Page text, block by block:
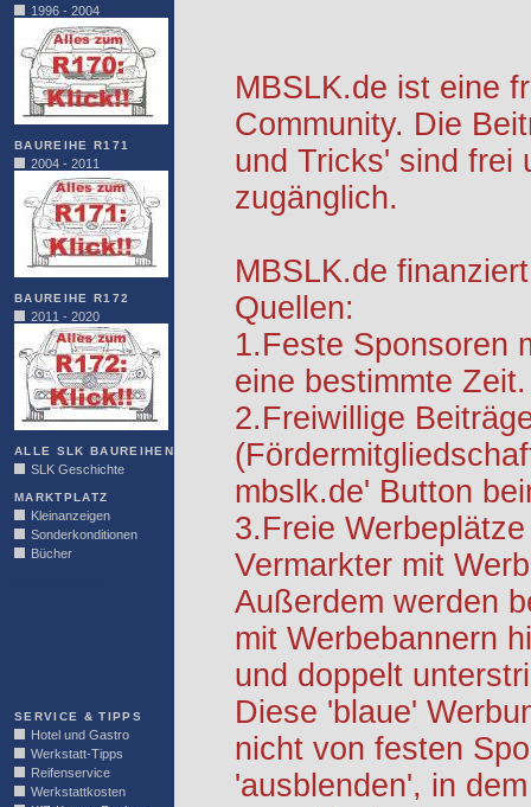
1996 - 2004
BAUREIHE R171
2004 - 2011
BAUREIHE R172
2011 - 2020
ALLE SLK BAUREIHEN
SLK Geschichte
MARKTPLATZ
Kleinanzeigen
Sonderkonditionen
Bücher
SERVICE & TIPPS
Hotel und Gastro
Werkstatt-Tipps
Reifenservice
Werkstattkosten
MBSLK.de ist eine
Community. Die
und Tricks' sind frei
zugänglich.
MBSLK.de
Quellen:
1.Feste Sponsoren
eine bestimmte Zeit.
2.Freiwillige
mbslk.de' Button
3.Freie
Vermarkter mit
Außerdem werden
mit Werbebannern
und doppelt
Diese 'blaue'
nicht von festen
'ausblenden', in